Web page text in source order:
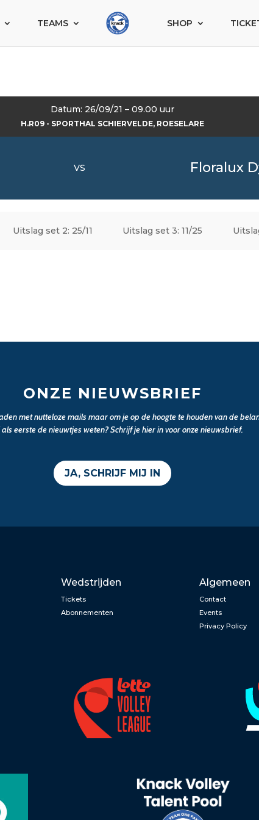
TEAMS SHOP
Datum: 26/09/21 – 09.00 uur
H.R09 - SPORTHAL SCHIERVELDE, ROESELARE
VS Floralux
Uitslag set 2: 25/11 Uitslag set 3: 11/25
ONZE NIEUWSBRIEF
met nutteloze mails maar om je op de hoogte te houden van de
eerste de nieuwtjes weten? Schrijf je hier in voor onze nieuwsbrief.
JA, SCHRIJF MIJ IN
Wedstrijden
Tickets
Abonnementen
Algemeen
Contact
Events
Privacy Policy